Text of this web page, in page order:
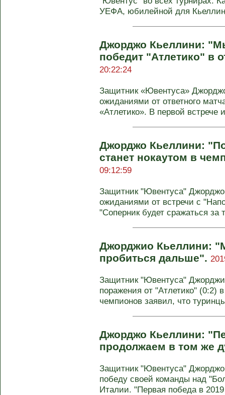
УЕФА, юбилейной для
Джорджо Кьеллини:
победит "Атлетико" в
20:22:24
Защитник «Ювентуса»
ожиданиями от ответного
«Атлетико». В первой встрече
Джорджо Кьеллини:
станет нокаутом в
09:12:59
Защитник "Ювентуса"
ожиданиями от встречи с
"Соперник будет сражаться за
Джорджио Кьеллини:
пробиться дальше".
Защитник "Ювентуса"
поражения от "Атлетико" (0:2)
чемпионов заявил, что
Джорджо Кьеллини:
продолжаем в том же
Защитник "Ювентуса"
победу своей команды над
Италии. "Первая победа в